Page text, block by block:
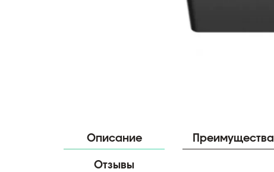
Описание Преимущества
Отзывы